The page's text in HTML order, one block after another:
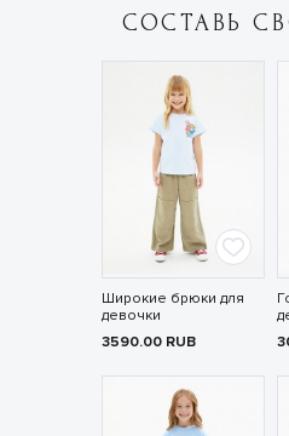
СОСТАВЬ
Широкие брюки для
девочки
3590.00 RUB